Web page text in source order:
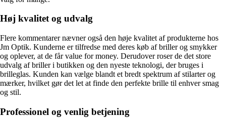
Høj kvalitet og udvalg
Flere kommentarer nævner også den høje kvalitet af produkterne hos
Jm Optik. Kunderne er tilfredse med deres køb af briller og smykker
og oplever, at de får value for money. Derudover roser de det store
udvalg af briller i butikken og den nyeste teknologi, der bruges i
brilleglas. Kunden kan vælge blandt et bredt spektrum af stilarter og
mærker, hvilket gør det let at finde den perfekte brille til enhver smag
og stil.
Professionel og venlig betjening